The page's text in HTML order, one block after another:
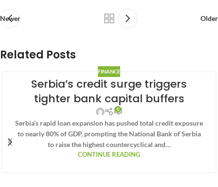
Newer Older
Related Posts
FINANCE
Serbia’s credit surge triggers
tighter bank capital buffers
0
Serbia’s rapid loan expansion has pushed total credit exposure
to nearly 80% of GDP, prompting the National Bank of Serbia
to raise the highest countercyclical and…
CONTINUE READING